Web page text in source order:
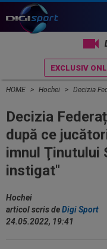
EXCLUSIV
HOME Hochei Decizia Federației
Decizia
după ce
imnul Ţinutului
instigat"
Hochei
articol scris deDigi Sport
24.05.2022, 19:41